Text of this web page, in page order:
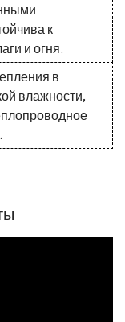
к
и огня.
в
влажности,